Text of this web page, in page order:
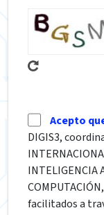
Acepto
DIGIS3,
INTELIGENCIA
facilitados a